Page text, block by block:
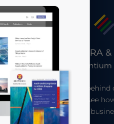
DEZAN SHIRA &
An
Meet the firm behind
their website to see
help your